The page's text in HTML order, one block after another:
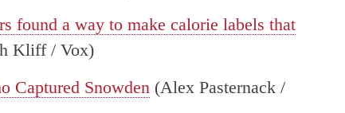
found a way to make calorie labels that
Kliff / Vox)
Captured Snowden (Alex Pasternack /